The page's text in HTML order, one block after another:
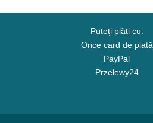
Puteți plăti cu:
Orice card de plată
PayPal
Przelewy24